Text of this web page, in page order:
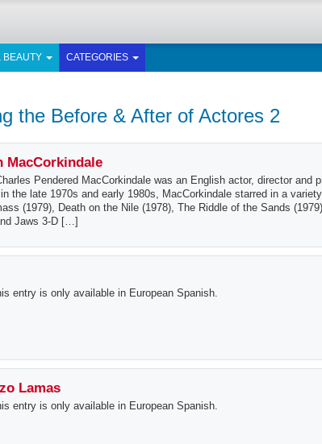
BEAUTY CATEGORIES
the Before & After of Actores 2
MacCorkindale
Pendered MacCorkindale was an English actor, director and
the late 1970s and early 1980s, MacCorkindale starred in a
(1979), Death on the Nile (1978), The Riddle of the Sands
Jaws 3-D […]
entry is only available in European Spanish.
Lamas
entry is only available in European Spanish.